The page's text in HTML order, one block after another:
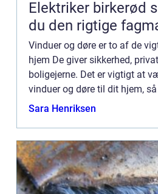
Elektriker birkerød sådan vælger
du den rigtige
Vinduer og døre er to af de
hjem De giver sikkerhed,
boligejerne. Det er vigtigt at
vinduer og døre til dit hjem,
af alle de fordele, de tilbyder.
Sara Henriksen